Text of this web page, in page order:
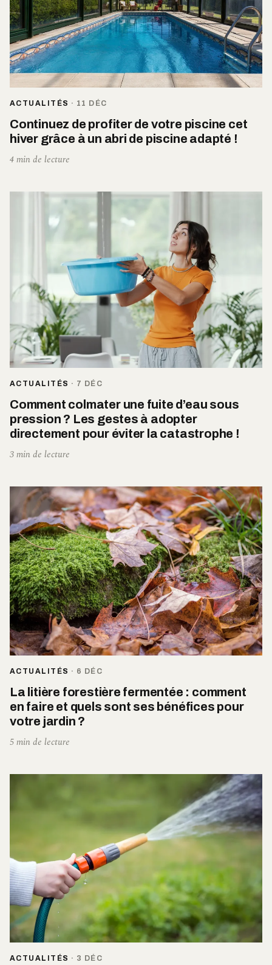
ACTUALITÉS · 11 DÉC
Continuez de profiter de votre piscine cet
hiver grâce à un abri de piscine adapté !
4 min de lecture
ACTUALITÉS · 7 DÉC
Comment colmater une fuite d’eau sous
pression ? Les gestes à adopter
directement pour éviter la catastrophe !
3 min de lecture
ACTUALITÉS · 6 DÉC
La litière forestière fermentée : comment
en faire et quels sont ses bénéfices pour
votre jardin ?
5 min de lecture
ACTUALITÉS · 3 DÉC